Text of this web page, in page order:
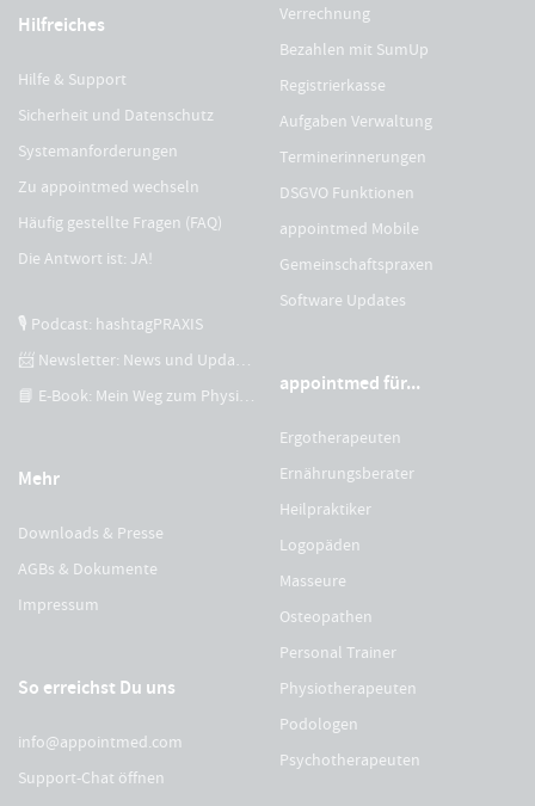
Hilfreiches
Hilfe & Support
Sicherheit und Datenschutz
Systemanforderungen
Zu appointmed wechseln
Häufig gestellte Fragen (FAQ)
Die Antwort ist: JA!
🎙 Podcast: hashtagPRAXIS
📨 Newsletter: News und Updates
📘 E-Book: Mein Weg zum Physiotherapeuten
Mehr
Downloads & Presse
AGBs & Dokumente
Impressum
So erreichst Du uns
info@appointmed.com
Support-Chat öffnen
Verrechnung
Bezahlen mit SumUp
Registrierkasse
Aufgaben Verwaltung
Terminerinnerungen
DSGVO Funktionen
appointmed Mobile
Gemeinschaftspraxen
Software Updates
appointmed für...
Ergotherapeuten
Ernährungsberater
Heilpraktiker
Logopäden
Masseure
Osteopathen
Personal Trainer
Physiotherapeuten
Podologen
Psychotherapeuten